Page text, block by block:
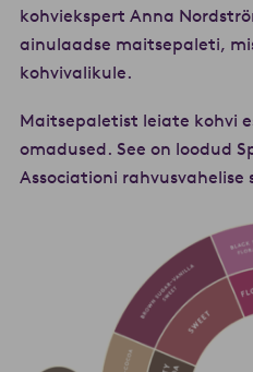
kohviekspert Anna
ainulaadse maitsepaleti,
kohvivalikule.
Maitsepaletist leiate kohvi
omadused. See on loodud
Associationi